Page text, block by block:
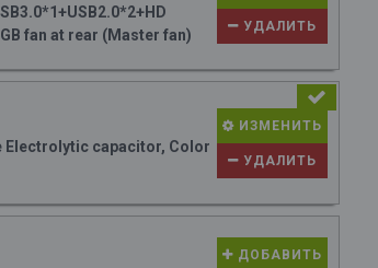
fan at rear (Master fan)
УДАЛИТЬ
Electrolytic capacitor, Color
ИЗМЕНИТЬ
УДАЛИТЬ
ДОБАВИТЬ